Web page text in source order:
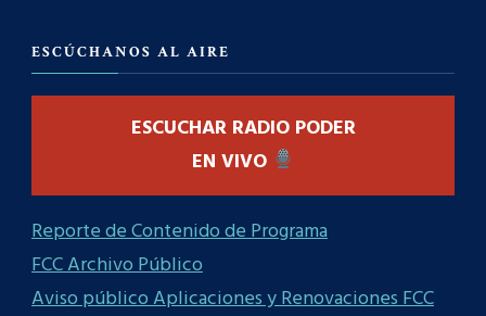
ESCÚCHANOS AL AIRE
ESCUCHAR RADIO PODER
EN VIVO
Reporte de Contenido de Programa
FCC Archivo Público
Aviso público Aplicaciones y Renovaciones FCC